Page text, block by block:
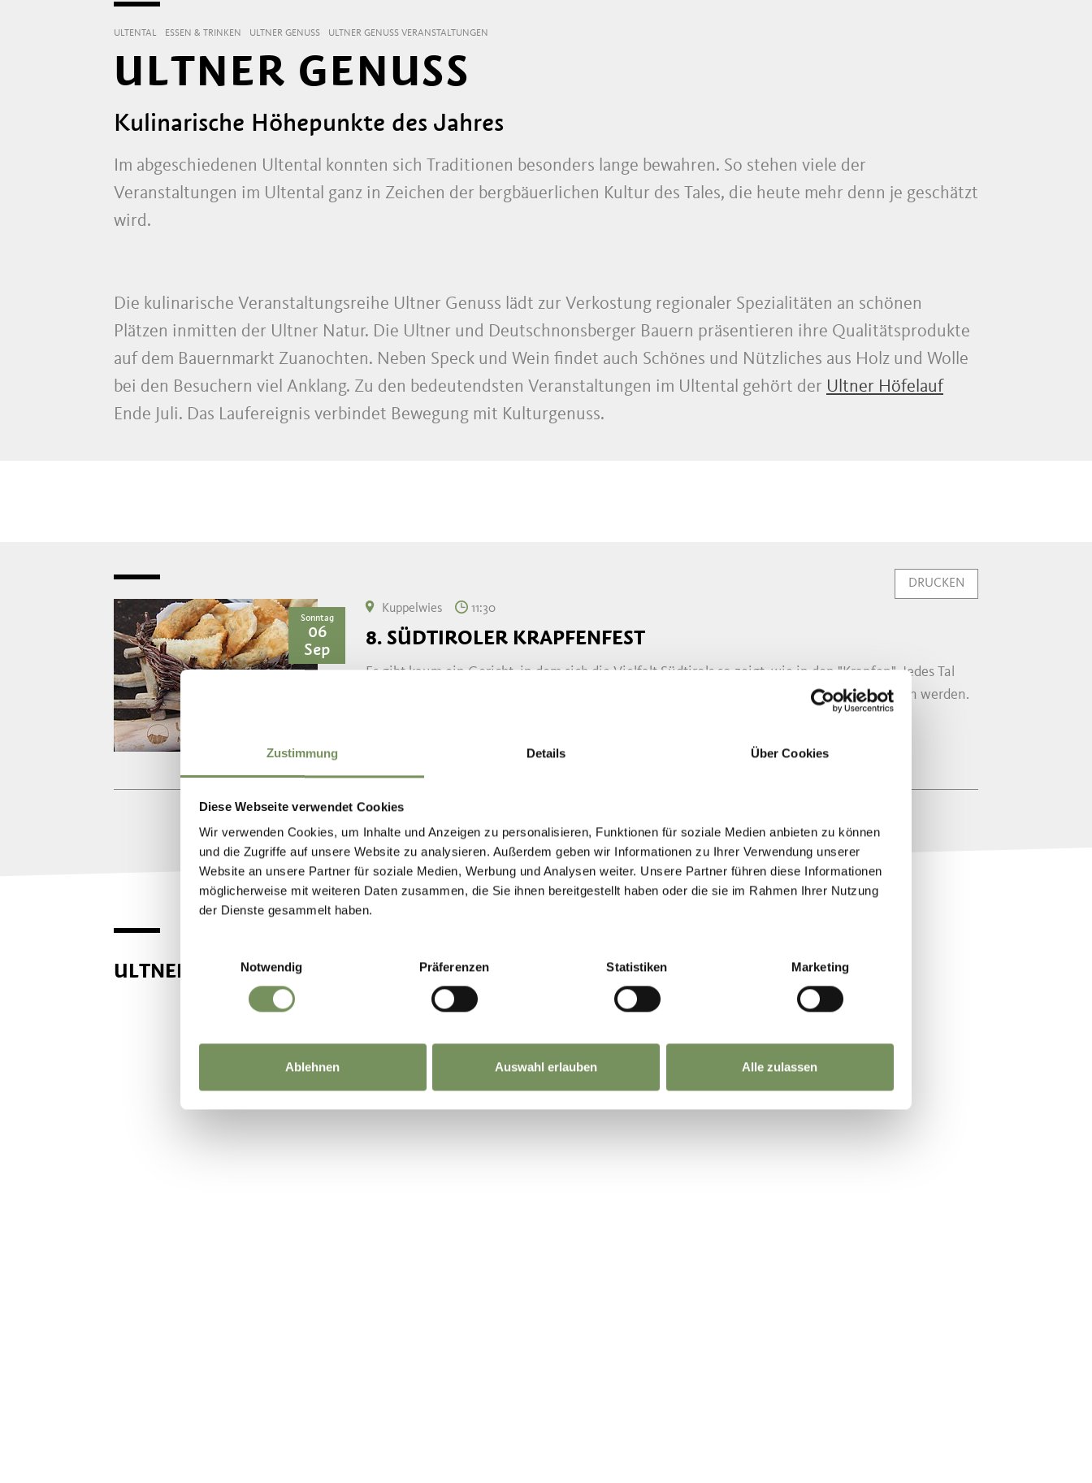
Zustimmung Details Über Cookies
Diese Webseite verwendet Cookies
Wir verwenden Cookies, um Inhalte und Anzeigen zu personalisieren, Funktionen für soziale Medien anbieten zu können
und die Zugriffe auf unsere Website zu analysieren. Außerdem geben wir Informationen zu Ihrer Verwendung unserer
Website an unsere Partner für soziale Medien, Werbung und Analysen weiter. Unsere Partner führen diese Informationen
möglicherweise mit weiteren Daten zusammen, die Sie ihnen bereitgestellt haben oder die sie im Rahmen Ihrer Nutzung
der Dienste gesammelt haben.
Notwendig
Präferenzen Statistiken Marketing
Ablehnen Auswahl erlauben Alle zulassen
ULTENTAL ESSEN & TRINKEN ULTNER GENUSS ULTNER GENUSS VERANSTALTUNGEN
ULTNER GENUSS
Kulinarische Höhepunkte des Jahres
Im abgeschiedenen Ultental konnten sich Traditionen besonders lange bewahren. So stehen viele der
Veranstaltungen im Ultental ganz in Zeichen der bergbäuerlichen Kultur des Tales, die heute mehr denn je geschätzt
wird.
Die kulinarische Veranstaltungsreihe Ultner Genuss lädt zur Verkostung regionaler Spezialitäten an schönen
Plätzen inmitten der Ultner Natur. Die Ultner und Deutschnonsberger Bauern präsentieren ihre Qualitätsprodukte
auf dem Bauernmarkt Zuanochten. Neben Speck und Wein findet auch Schönes und Nützliches aus Holz und Wolle
bei den Besuchern viel Anklang. Zu den bedeutendsten Veranstaltungen im Ultental gehört der Ultner Höfelauf
Ende Juli. Das Laufereignis verbindet Bewegung mit Kulturgenuss.
DRUCKEN
Sonntag
06
Sep
Kuppelwies 11:30
8. SÜDTIROLER KRAPFENFEST
Es gibt kaum ein Gericht, in dem sich die Vielfalt Südtirols so zeigt, wie in den "Krapfen". Jedes Tal
verfügt über seine Rezepte, die von Generation zu Generation behütet und weitergegeben werden.
ULTNER GENUSS